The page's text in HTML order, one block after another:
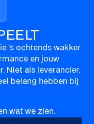
’s ochtends wakker
en jouw
Niet als leverancier.
belang hebben bij
wat we zien.